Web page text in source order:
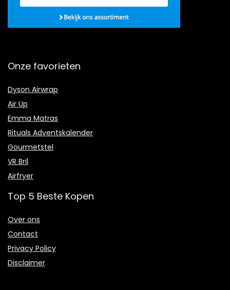
Onze favorieten
Dyson Airwrap
Air Up
Emma Matras
Rituals Adventskalender
Gourmetstel
VR Bril
Airfryer
Top 5 Beste Kopen
Over ons
Contact
Privacy Policy
Disclaimer